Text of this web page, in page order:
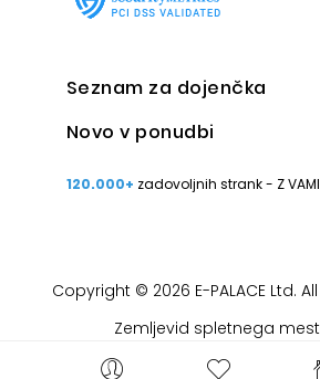
Seznam za dojenčka
Novo v ponudbi
120.000+ zadovoljnih strank - Z VAMI
Copyright © 2026 E-PALACE Ltd.
Zemljevid spletnega